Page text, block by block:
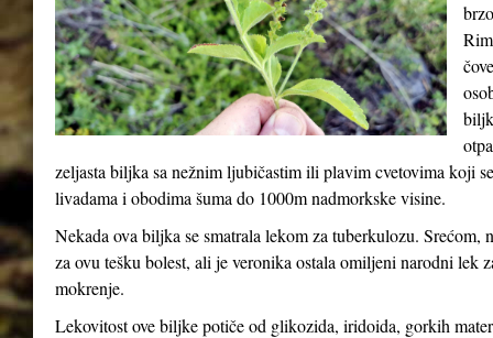
zeljasta biljka sa nežnim ljubičastim ili plavim cvetovima koji
livadama i obodima šuma do 1000m nadmorkske visine.
Nekada ova biljka se smatrala lekom za tuberkulozu.
za ovu tešku bolest, ali je veronika ostala omiljeni narodni lek
mokrenje.
Lekovitost ove biljke potiče od glikozida, iridoida, gorkih